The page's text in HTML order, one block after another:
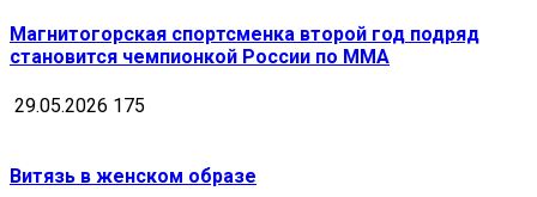
Магнитогорская спортсменка второй год подряд
становится чемпионкой России по MMA
29.05.2026 175
Витязь в женском образе